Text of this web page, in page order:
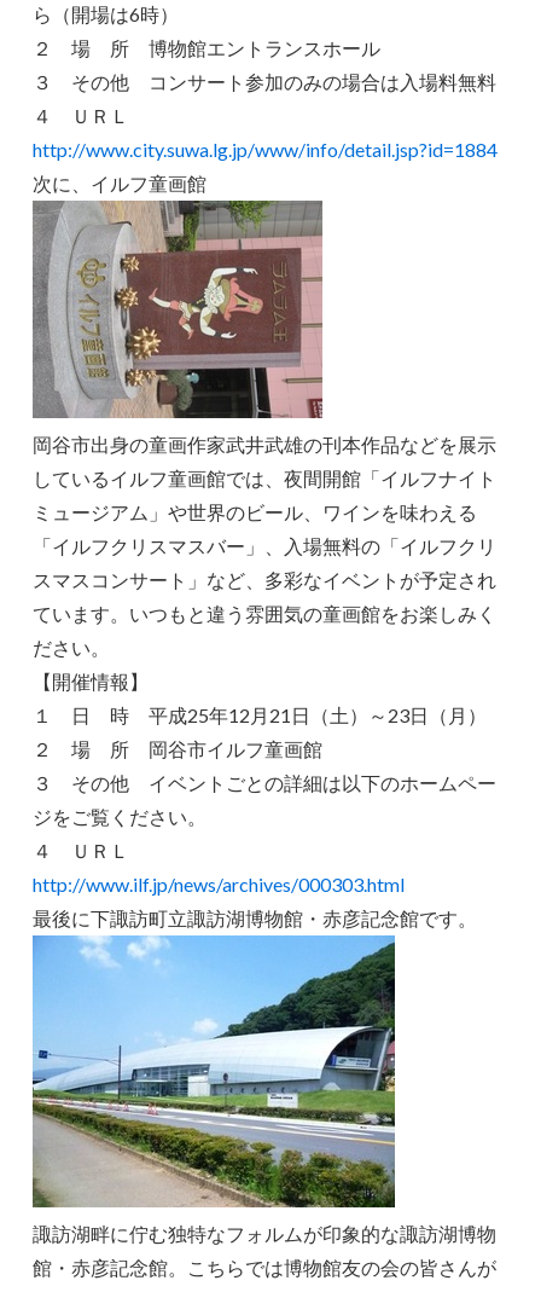
ら（開場は6時）
２ 場 所 博物館エントランスホール
３ その他 コンサート参加のみの場合は入場料無料
４ ＵＲＬ
http://www.city.suwa.lg.jp/www/info/detail.jsp?id=1884
次に、イルフ童画館
岡谷市出身の童画作家武井武雄の刊本作品などを展示
しているイルフ童画館では、夜間開館「イルフナイト
ミュージアム」や世界のビール、ワインを味わえる
「イルフクリスマスバー」、入場無料の「イルフクリ
スマスコンサート」など、多彩なイベントが予定され
ています。いつもと違う雰囲気の童画館をお楽しみく
ださい。
【開催情報】
１ 日 時 平成25年12月21日（土）～23日（月）
２ 場 所 岡谷市イルフ童画館
３ その他 イベントごとの詳細は以下のホームペー
ジをご覧ください。
４ ＵＲＬ
http://www.ilf.jp/news/archives/000303.html
最後に下諏訪町立諏訪湖博物館・赤彦記念館です。
諏訪湖畔に佇む独特なフォルムが印象的な諏訪湖博物
館・赤彦記念館。こちらでは博物館友の会の皆さんが